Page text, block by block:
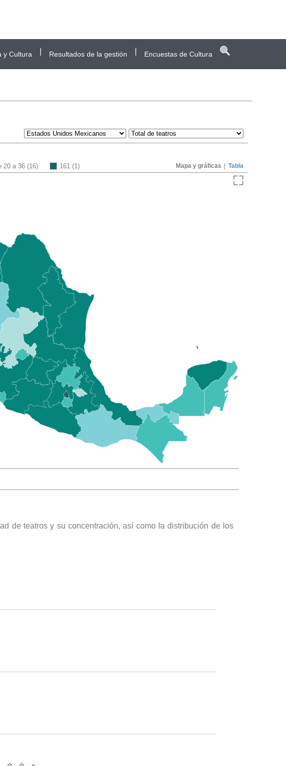
y Cultura Resultados de la gestión Encuestas de Cultura
20 a 36 (16) 161 (1) Mapa y gráficas Tabla
de teatros y su concentración, así como la distribución de los